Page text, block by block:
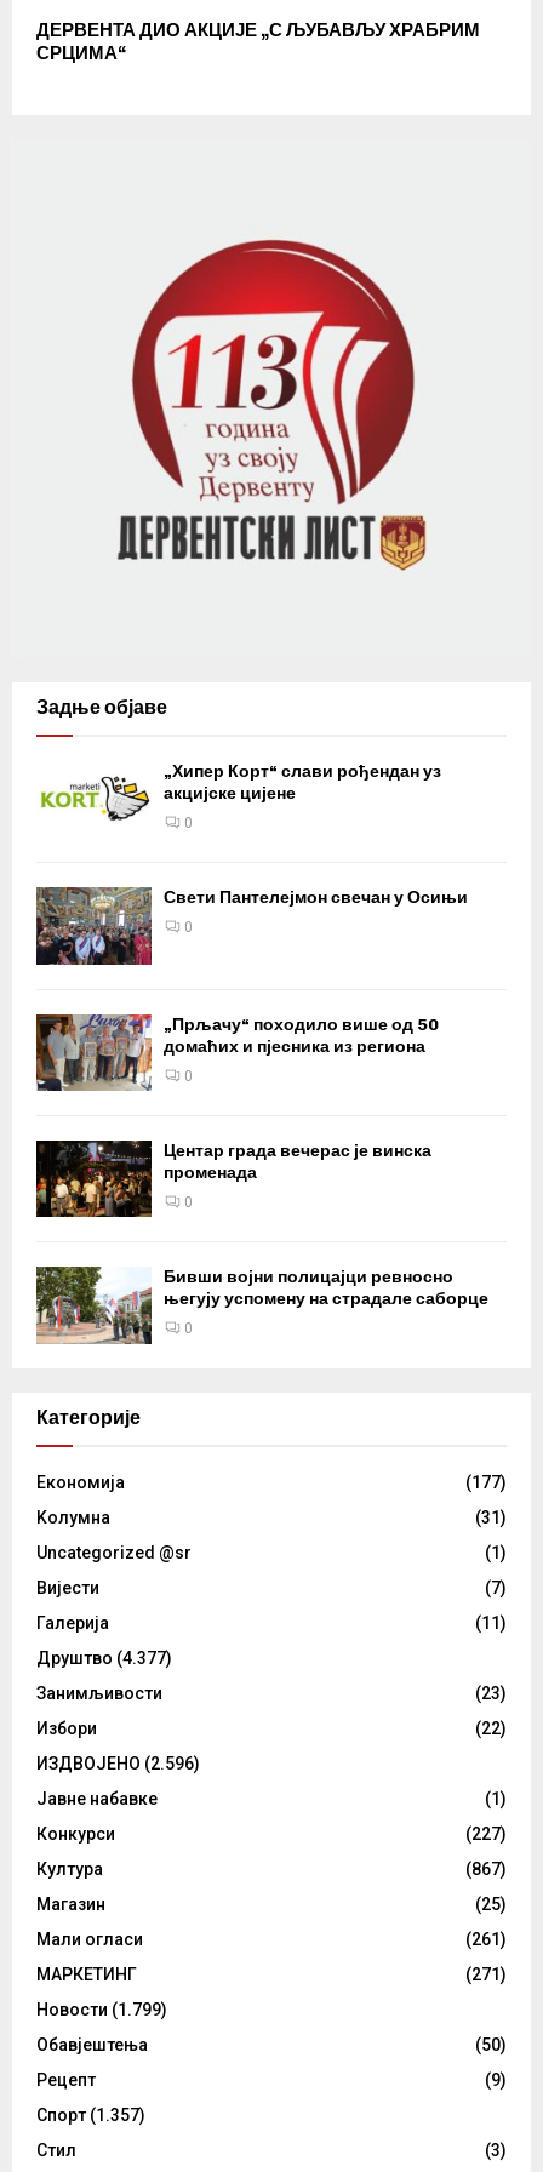
ДЕРВЕНТА ДИО АКЦИЈЕ „С ЉУБАВЉУ ХРАБРИМ
СРЦИМА“
Задње објаве
„Хипер Корт“ слави рођендан уз
акцијске цијене
0
Свети Пантелејмон свечан у Осињи
0
„Прљачу“ походило више од 50
домаћих и пјесника из региона
0
Центар града вечерас је винска
променада
0
Бивши војни полицајци ревносно
његују успомену на страдале саборце
0
Категорије
Eкономија
(177)
Kолумнa
(31)
Uncategorized @sr
(1)
Вијести
(7)
Галерија
(11)
Друштво (4.377)
Занимљивости
(23)
Избори
(22)
ИЗДВОЈЕНО (2.596)
Јавне набавке
(1)
Конкурси
(227)
Култура
(867)
Магазин
(25)
Мали огласи
(261)
МАРКЕТИНГ
(271)
Новости (1.799)
Обавјештења
(50)
Рецепт
(9)
Спорт (1.357)
Стил
(3)